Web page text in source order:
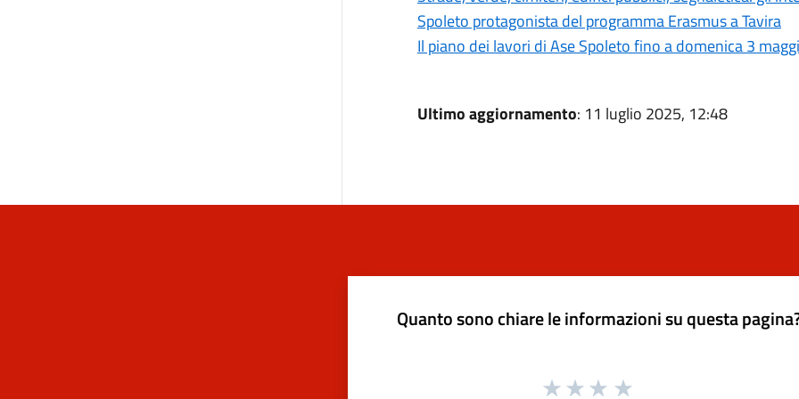
Spoleto protagonista del programma Erasmus a Tavira
Il piano dei lavori di Ase Spoleto fino a domenica 3
Ultimo aggiornamento: 11 luglio 2025, 12:48
Quanto sono chiare le informazioni su questa